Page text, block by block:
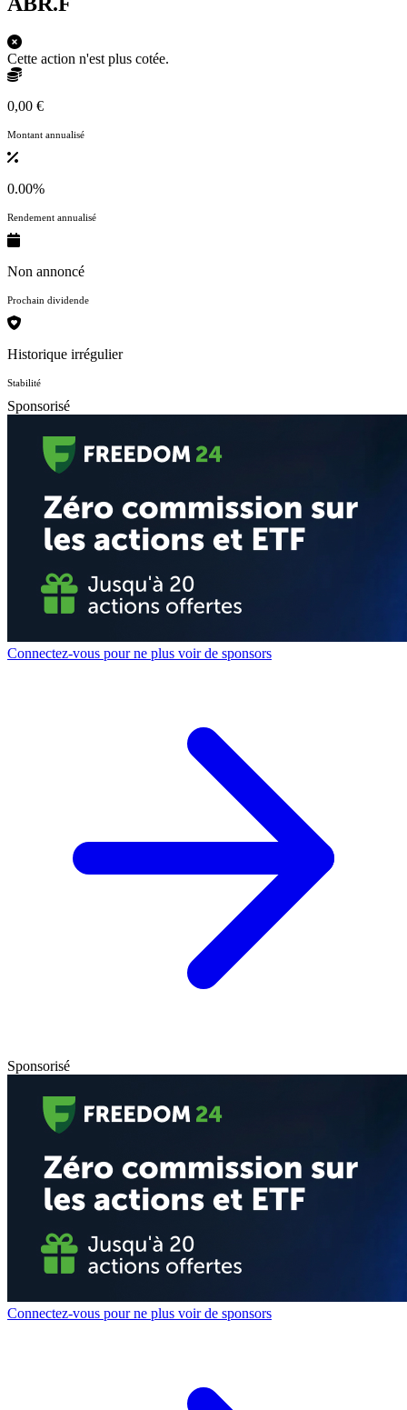
Cette action n'est plus cotée.
0,00 €
Montant annualisé
0.00%
Rendement annualisé
Non annoncé
Prochain dividende
Historique irrégulier
Stabilité
Sponsorisé
Connectez-vous pour ne plus voir de sponsors
Sponsorisé
Connectez-vous pour ne plus voir de sponsors